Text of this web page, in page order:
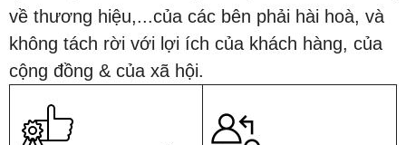
về thương hiệu,...của các bên phải hài hoà, và
không tách rời với lợi ích của khách hàng, của
cộng đồng & của xã hội.